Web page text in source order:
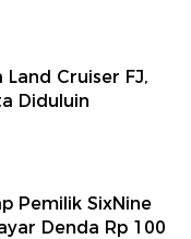
Cruiser FJ,
Diduluin
Pemilik SixNine
Denda Rp 100